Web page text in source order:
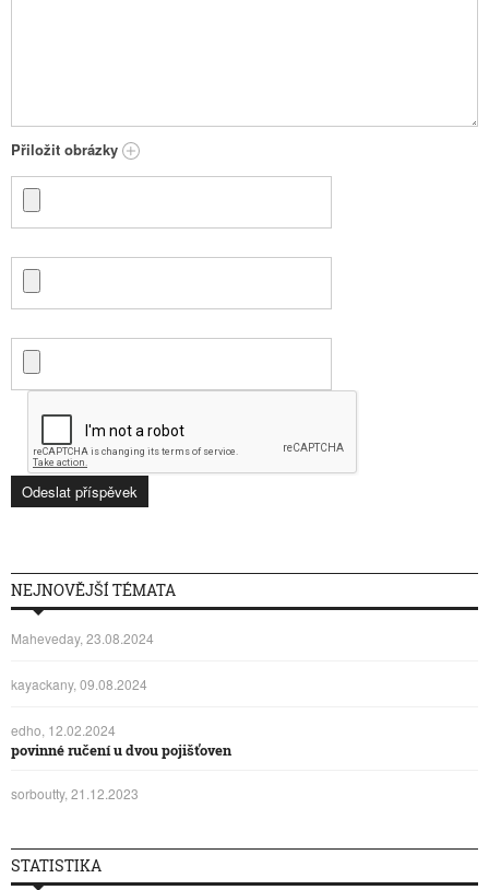
Přiložit obrázky
NEJNOVĚJŠÍ TÉMATA
Maheveday, 23.08.2024
kayackany, 09.08.2024
edho, 12.02.2024
povinné ručení u dvou pojišťoven
sorboutty, 21.12.2023
STATISTIKA